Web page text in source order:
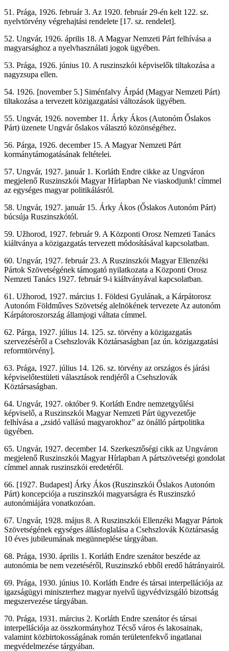
51. Prága, 1926. február 3. Az 1920. február 29-én kelt 122. sz.
nyelvtörvény végrehajtási rendelete [17. sz. rendelet].
52. Ungvár, 1926. április 18. A Magyar Nemzeti Párt felhívása a
magyarsághoz a nyelvhasználati jogok ügyében.
53. Prága, 1926. június 10. A ruszinszkói képviselők tiltakozása a
nagyzsupa ellen.
54. 1926. [november 5.] Siménfalvy Árpád (Magyar Nemzeti Párt)
tiltakozása a tervezett közigazgatási változások ügyében.
55. Ungvár, 1926. november 11. Árky Ákos (Autonóm Őslakos
Párt) üzenete Ungvár őslakos választó közönségéhez.
56. Párga, 1926. december 15. A Magyar Nemzeti Párt
kormánytámogatásának feltételei.
57. Ungvár, 1927. január 1. Korláth Endre cikke az Ungváron
megjelenő Ruszinszkói Magyar Hírlapban Ne viaskodjunk! címmel
az egységes magyar politikálásról.
58. Ungvár, 1927. január 15. Árky Ákos (Őslakos Autonóm Párt)
búcsúja Ruszinszkótól.
59. Užhorod, 1927. február 9. A Központi Orosz Nemzeti Tanács
kiáltványa a közigazgatás tervezett módosításával kapcsolatban.
60. Ungvár, 1927. február 23. A Ruszinszkói Magyar Ellenzéki
Pártok Szövetségének támogató nyilatkozata a Központi Orosz
Nemzeti Tanács 1927. február 9-i kiáltványával kapcsolatban.
61. Užhorod, 1927. március 1. Földesi Gyulának, a Kárpátorosz
Autonóm Földműves Szövetség alelnökének tervezete Az autonóm
Kárpátoroszország államjogi váltata címmel.
62. Párga, 1927. július 14. 125. sz. törvény a közigazgatás
szervezéséről a Csehszlovák Köztársaságban [az ún. közigazgatási
reformtörvény].
63. Prága, 1927. július 14. 126. sz. törvény az országos és járási
képviselőtestületi választások rendjéről a Csehszlovák
Köztársaságban.
64. Ungvár, 1927. október 9. Korláth Endre nemzetgyűlési
képviselő, a Ruszinszkói Magyar Nemzeti Párt ügyvezetője
felhívása a „zsidó vallású magyarokhoz” az önálló pártpolitika
ügyében.
65. Ungvár, 1927. december 14. Szerkesztőségi cikk az Ungváron
megjelenő Ruszinszkói Magyar Hírlapban A pártszövetségi gondolat
címmel annak ruszinszkói eredetéről.
66. [1927. Budapest] Árky Ákos (Ruszinszkói Őslakos Autonóm
Párt) koncepciója a ruszinszkói magyarságra és Ruszinszkó
autonómiájára vonatkozóan.
67. Ungvár, 1928. május 8. A Ruszinszkói Ellenzéki Magyar Pártok
Szövetségének egységes állásfoglalása a Csehszlovák Köztársaság
10 éves jubileumának megünneplése tárgyában.
68. Prága, 1930. április 1. Korláth Endre szenátor beszéde az
autonómia be nem vezetéséről, Ruszinszkó ebből eredő hátrányairól.
69. Prága, 1930. június 10. Korláth Endre és társai interpellációja az
igazságügyi miniszterhez magyar nyelvű ügyvédvizsgáló bizottság
megszervezése tárgyában.
70. Prága, 1931. március 2. Korláth Endre szenátor és társai
interpellációja az összkormányhoz Técső város és lakosainak,
valamint közbirtokosságának román területenfekvő ingatlanai
megvédelmezése tárgyában.